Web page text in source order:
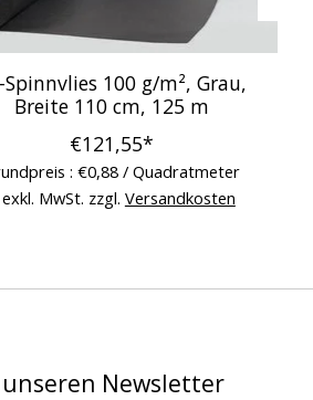
Spinnvlies 100 g/m², Grau,
Breite 110 cm, 125 m
€121,55*
: €0,88 / Quadratmeter
MwSt. zzgl. Versandkosten
Newsletter